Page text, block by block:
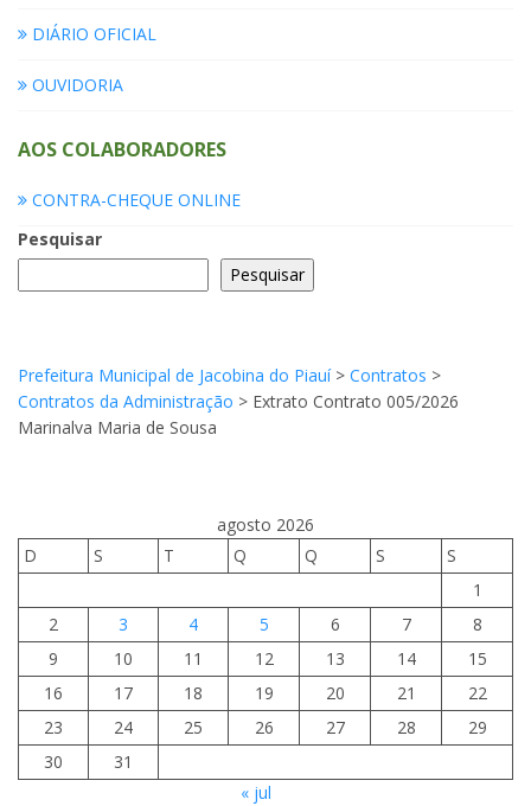
DIÁRIO OFICIAL
OUVIDORIA
AOS COLABORADORES
CONTRA-CHEQUE ONLINE
Pesquisar
Pesquisar
Prefeitura Municipal de Jacobina do Piauí> Contratos >
Contratos da Administração > Extrato Contrato 005/2026
Marinalva Maria de Sousa
agosto 2026
D
S T Q Q S
S
1
2
3 4 5 6 7
8
9
10 11 12 13 14
15
16
17 18 19 20 21
22
23
24 25 26 27 28
29
30
31
« jul